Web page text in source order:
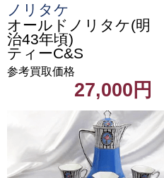
ノリタケ
オールドノリタケ(明
治43年頃)
ティーC&S
参考買取価格
27,000円